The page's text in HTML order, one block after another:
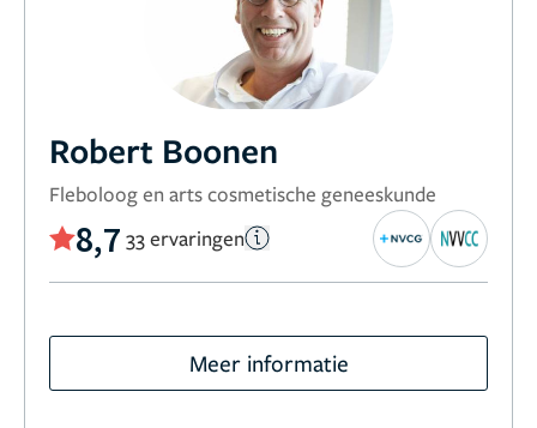
Robert Boonen
Fleboloog en arts cosmetische geneeskunde
8,7 33 ervaringen
Meer informatie